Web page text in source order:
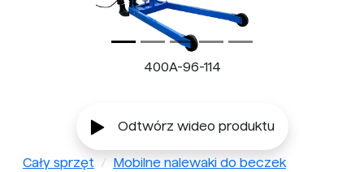
400A-96-114
Odtwórz wideo produktu
Cały sprzęt
Mobilne nalewaki do beczek